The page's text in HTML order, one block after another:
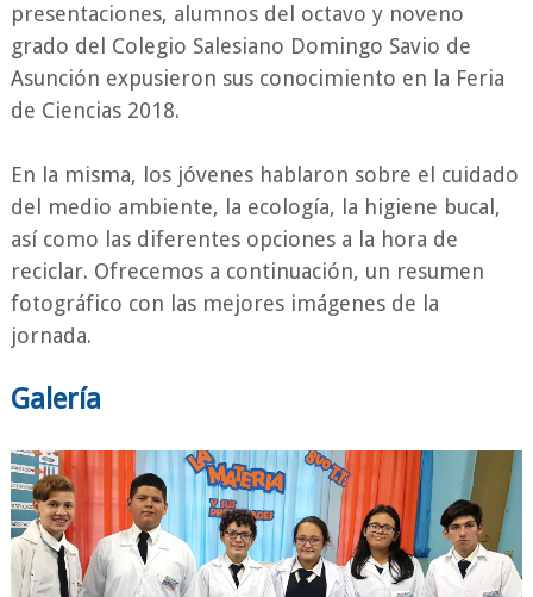
presentaciones, alumnos del octavo y noveno
grado del Colegio Salesiano Domingo Savio de
Asunción expusieron sus conocimiento en la Feria
de Ciencias 2018.
En la misma, los jóvenes hablaron sobre el cuidado
del medio ambiente, la ecología, la higiene bucal,
así como las diferentes opciones a la hora de
reciclar. Ofrecemos a continuación, un resumen
fotográfico con las mejores imágenes de la
jornada.
Galería